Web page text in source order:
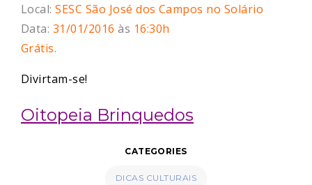
Local:SESC São José dos Campos no Solário
Data: 31/01/2016 às 16:30h
Grátis.
Divirtam-se!
Oitopeia Brinquedos
CATEGORIES
DICAS CULTURAIS